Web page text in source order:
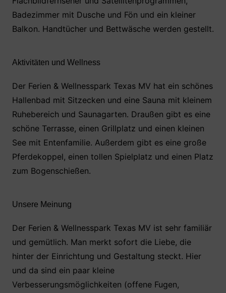
Badezimmer mit Dusche und Fön und ein kleiner
Balkon. Handtücher und Bettwäsche werden gestellt.
Aktivitäten und Wellness
Der Ferien & Wellnesspark Texas MV hat ein schönes
Hallenbad mit Sitzecken und eine Sauna mit kleinem
Ruhebereich und Saunagarten. Draußen gibt es eine
schöne Terrasse, einen Grillplatz und einen kleinen
See mit Entenfamilie. Außerdem gibt es eine große
Pferdekoppel, einen tollen Spielplatz und einen Platz
zum Bogenschießen.
Unsere Meinung
Der Ferien & Wellnesspark Texas MV ist sehr familiär
und gemütlich. Man merkt sofort die Liebe, die
hinter der Einrichtung und Gestaltung steckt. Hier
und da sind ein paar kleine
Verbesserungsmöglichkeiten (offene Fugen,